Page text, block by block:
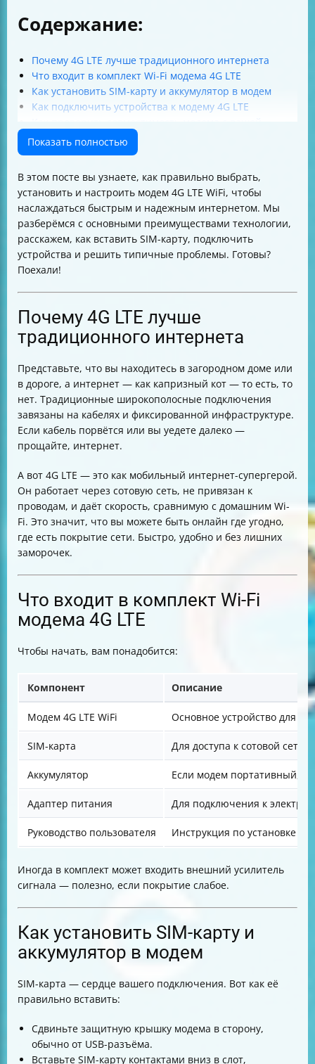
Содержание:
Почему 4G LTE лучше традиционного интернета
Что входит в комплект Wi-Fi модема 4G LTE
Как установить SIM-карту и аккумулятор в модем
Как подключить устройства к модему 4G LTE
сотовой сетью
Активация тарифного плана 4G LTE
Как изменить название Wi-Fi сети и пароль
Оптимальное размещение модема для лучшего
сигнала
Как проверить состояние модема и роутера
Интерпретация светодиодов на модеме и роутере
Распространённые проблемы и их решения
Почему важно обновлять прошивку модема
Мониторинг использования данных
Настройка безопасности и родительский контроль
Рекомендуемые модели модемов 4G LTE
Итог
Показать полностью
В этом посте вы узнаете, как правильно выбрать,
установить и настроить модем 4G LTE WiFi, чтобы
наслаждаться быстрым и надежным интернетом. Мы
разберёмся с основными преимуществами технологии,
расскажем, как вставить SIM-карту, подключить
устройства и решить типичные проблемы. Готовы?
Поехали!
Почему 4G LTE лучше
традиционного интернета
Представьте, что вы находитесь в загородном доме или
в дороге, а интернет — как капризный кот — то есть, то
нет. Традиционные широкополосные подключения
завязаны на кабелях и фиксированной инфраструктуре.
Если кабель порвётся или вы уедете далеко —
прощайте, интернет.
А вот 4G LTE — это как мобильный интернет-супергерой.
Он работает через сотовую сеть, не привязан к
проводам, и даёт скорость, сравнимую с домашним Wi-
Fi. Это значит, что вы можете быть онлайн где угодно,
где есть покрытие сети. Быстро, удобно и без лишних
заморочек.
Что входит в комплект Wi-Fi
модема 4G LTE
Чтобы начать, вам понадобится:
Компонент Описание
Модем 4G LTE WiFi Основное устройство для
SIM-карта Для доступа к сотовой сети
Аккумулятор Если модем портативный,
Адаптер питания Для подключения к
Руководство пользователя Инструкция по установке и
Иногда в комплект может входить внешний усилитель
сигнала — полезно, если покрытие слабое.
Как установить SIM-карту и
аккумулятор в модем
SIM-карта — сердце вашего подключения. Вот как её
правильно вставить:
Сдвиньте защитную крышку модема в сторону,
обычно от USB-разъёма.
Вставьте SIM-карту контактами вниз в слот,